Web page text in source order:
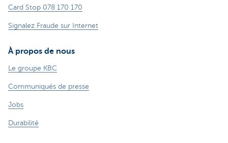
Card Stop 078 170 170
Signalez Fraude sur Internet
À propos de nous
Le groupe KBC
Communiqués de presse
Jobs
Durabilité